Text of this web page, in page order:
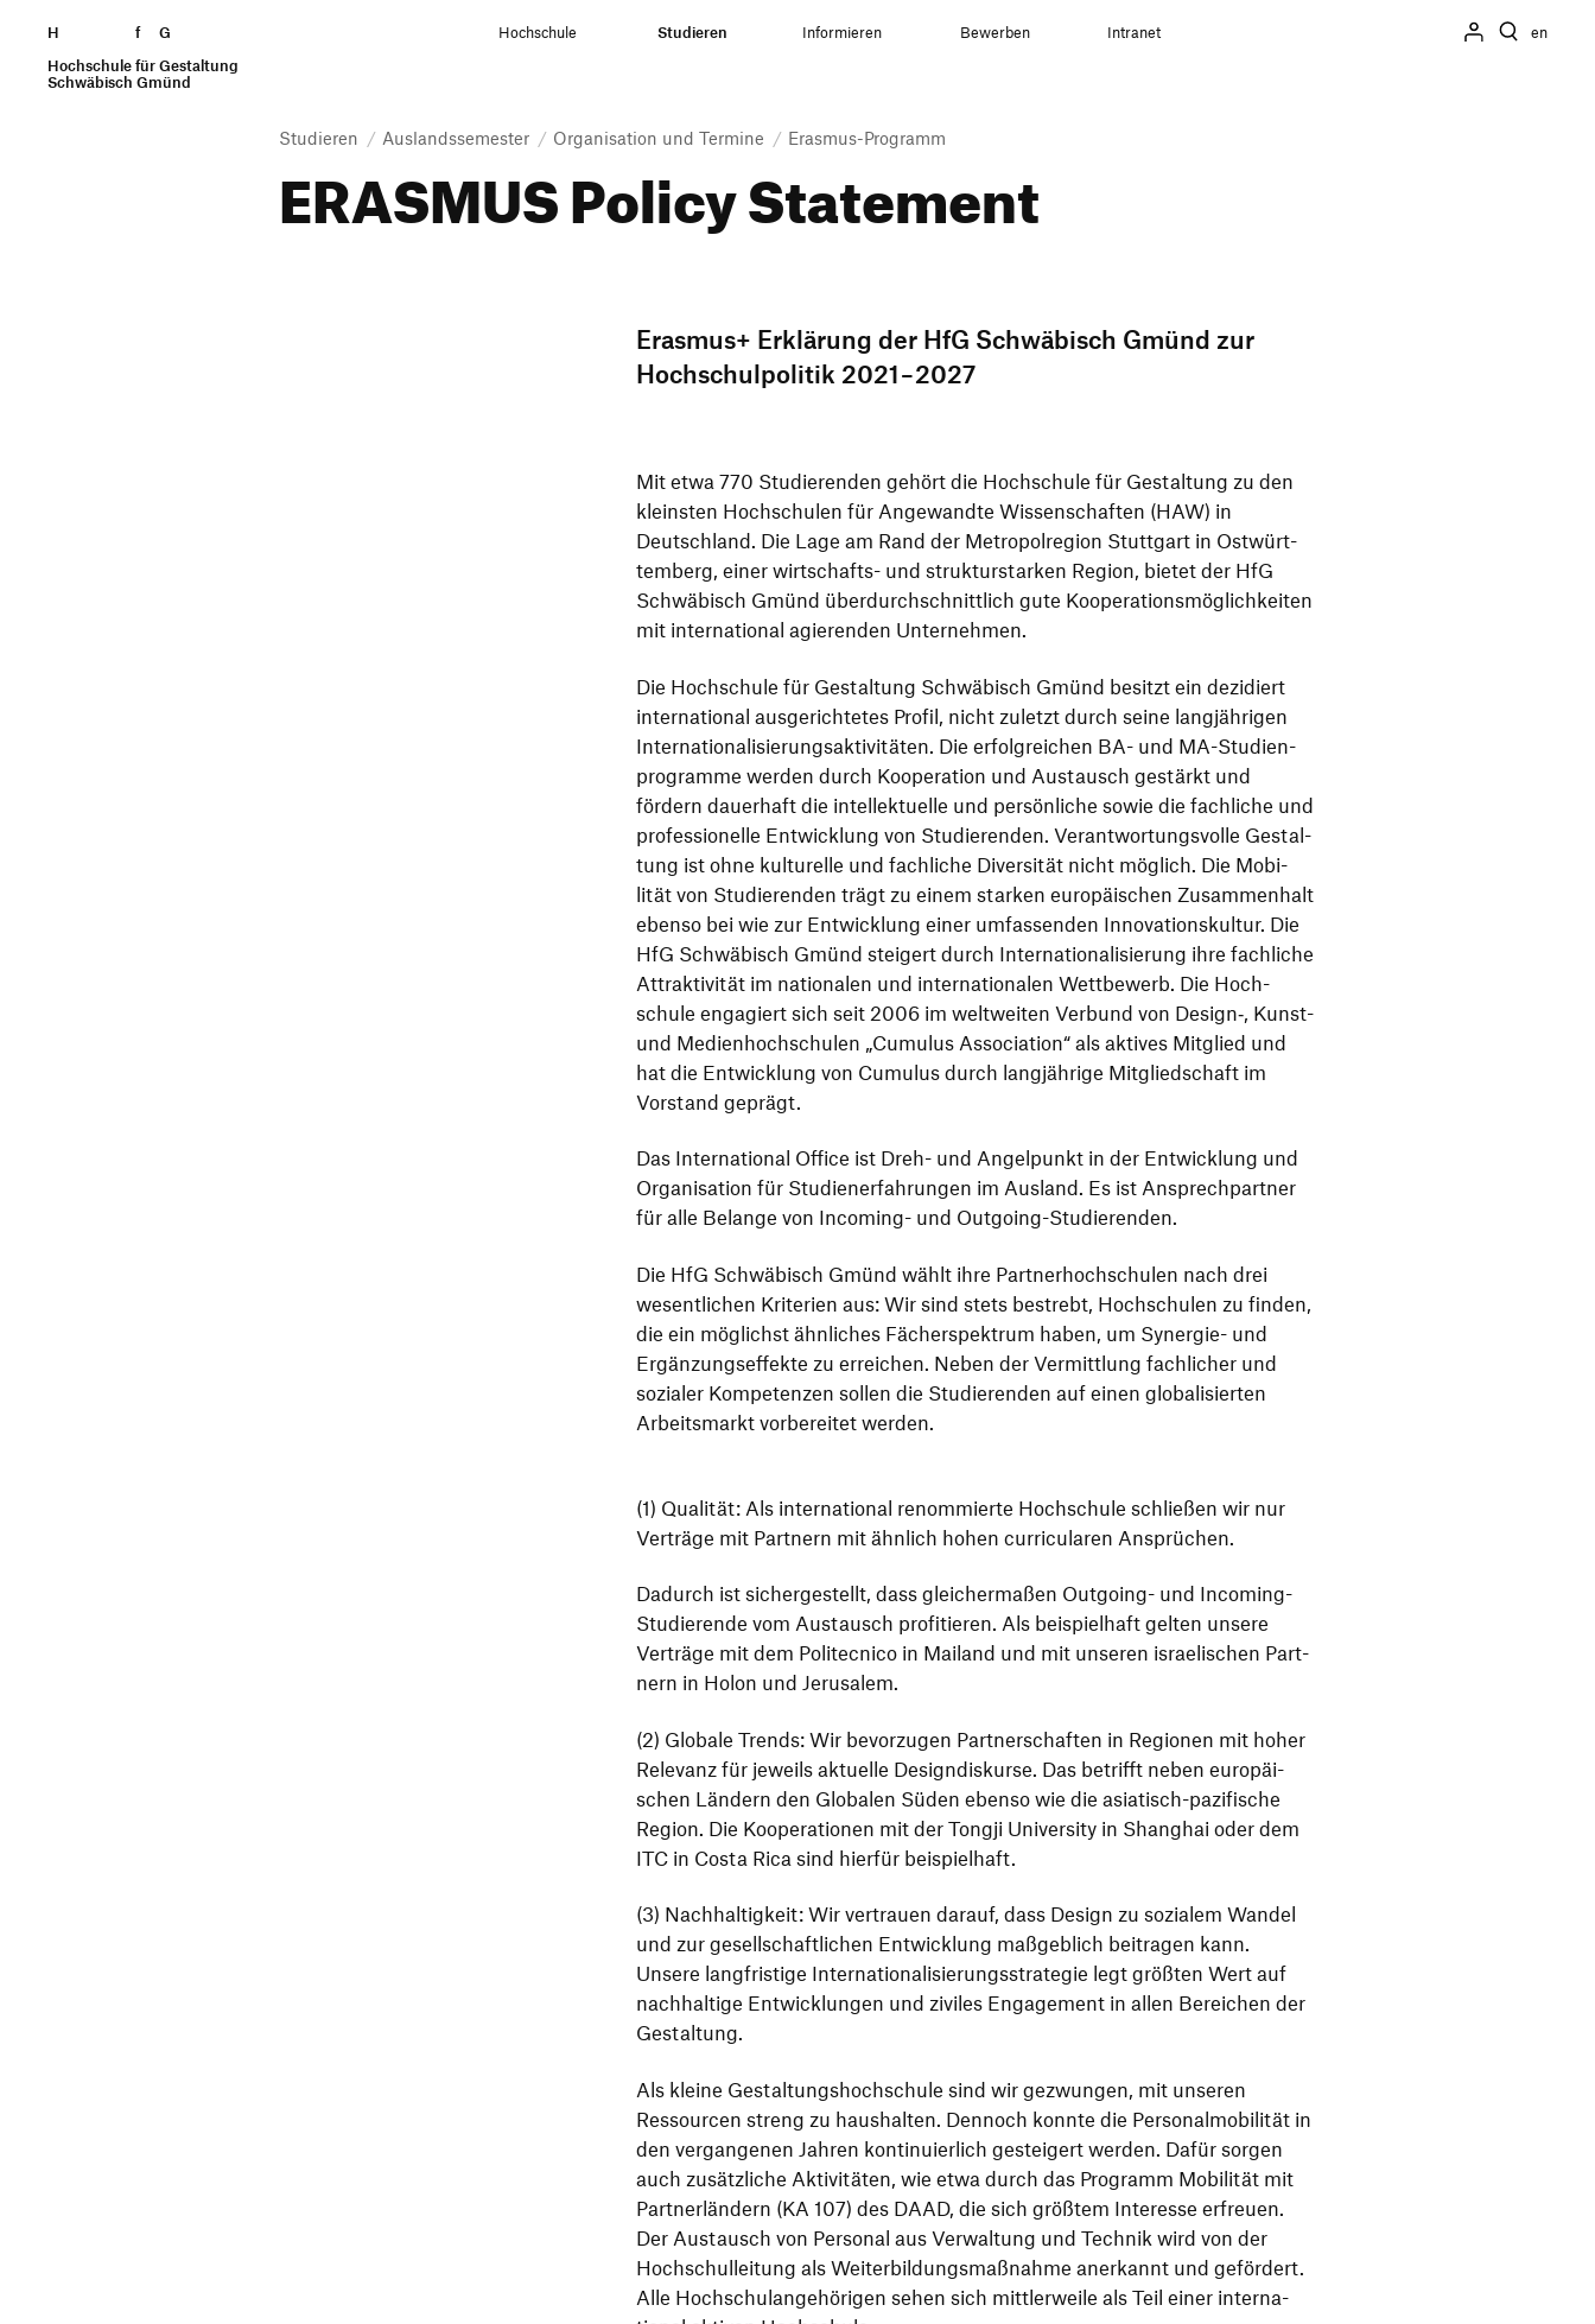
H f
G
Hochschule für Gestaltung
Schwäbisch Gmünd
Zum Seiteninhalt springen Hochschule Studieren Informieren Bewerben Intranet en
Studieren Auslandssemester Organisation und Termine Erasmus-Programm
ERASMUS Policy Statement
Erasmus+ Erklä­rung der HfG Schwä­bisch Gmünd zur
Hoch­schul­po­litik 2021 – 2027
Mit etwa 770 Studie­renden gehört die Hoch­schule für Gestal­tung zu den
kleinsten Hoch­schulen für Ange­wandte Wissen­schaften (HAW) in
Deutsch­land. Die Lage am Rand der Metro­pol­re­gion Stutt­gart in Ostwürt­
tem­berg, einer wirt­schafts- und struk­tur­starken Region, bietet der HfG
Schwä­bisch Gmünd über­durch­schnitt­lich gute Koope­ra­ti­ons­mög­lich­keiten
mit inter­na­tional agie­renden Unternehmen.
Die Hoch­schule für Gestal­tung Schwä­bisch Gmünd besitzt ein dezi­diert
inter­na­tional ausge­rich­tetes Profil, nicht zuletzt durch seine lang­jäh­rigen
Inter­na­tio­na­li­sie­rungs­ak­ti­vi­täten. Die erfolg­rei­chen BA- und MA-Studi­en­
pro­gramme werden durch Koope­ra­tion und Austausch gestärkt und
fördern dauer­haft die intel­lek­tu­elle und persön­liche sowie die fach­liche und
profes­sio­nelle Entwick­lung von Studie­renden. Verant­wor­tungs­volle Gestal­
tung ist ohne kultu­relle und fach­liche Diver­sität nicht möglich. Die Mobi­
lität von Studie­renden trägt zu einem starken euro­päi­schen Zusam­men­halt
ebenso bei wie zur Entwick­lung einer umfas­senden Inno­va­ti­ons­kultur. Die
HfG Schwä­bisch Gmünd stei­gert durch Inter­na­tio­na­li­sie­rung ihre fach­liche
Attrak­ti­vität im natio­nalen und inter­na­tio­nalen Wett­be­werb. Die Hoch­
schule enga­giert sich seit 2006 im welt­weiten Verbund von Design‑, Kunst-
und Medi­en­hoch­schulen Cumulus Asso­cia­tion“ als aktives Mitglied und
hat die Entwick­lung von Cumulus durch lang­jäh­rige Mitglied­schaft im
Vorstand geprägt.
Das Inter­na­tional Office ist Dreh- und Angel­punkt in der Entwick­lung und
Orga­ni­sa­tion für Studi­en­erfah­rungen im Ausland. Es ist Ansprech­partner
für alle Belange von Inco­ming- und Outgoing-Studierenden.
Die HfG Schwä­bisch Gmünd wählt ihre Part­ner­hoch­schulen nach drei
wesent­li­chen Krite­rien aus: Wir sind stets bestrebt, Hoch­schulen zu finden,
die ein möglichst ähnli­ches Fächer­spek­trum haben, um Synergie- und
Ergän­zungs­ef­fekte zu errei­chen. Neben der Vermitt­lung fach­li­cher und
sozialer Kompe­tenzen sollen die Studie­renden auf einen globa­li­sierten
Arbeits­markt vorbe­reitet werden.
(1) Qualität: Als inter­na­tional renom­mierte Hoch­schule schließen wir nur
Verträge mit Part­nern mit ähnlich hohen curri­cu­laren Ansprüchen.
Dadurch ist sicher­ge­stellt, dass glei­cher­maßen Outgoing- und Inco­ming-
Studie­rende vom Austausch profi­tieren. Als beispiel­haft gelten unsere
Verträge mit dem Poli­tec­nico in Mailand und mit unseren israe­li­schen Part­
nern in Holon und Jerusalem.
(2) Globale Trends: Wir bevor­zugen Part­ner­schaften in Regionen mit hoher
Rele­vanz für jeweils aktu­elle Design­dis­kurse. Das betrifft neben euro­päi­
schen Ländern den Globalen Süden ebenso wie die asia­tisch-pazi­fi­sche
Region. Die Koope­ra­tionen mit der Tongji Univer­sity in Shanghai oder dem
ITC in Costa Rica sind hierfür beispielhaft.
(3) Nach­hal­tig­keit: Wir vertrauen darauf, dass Design zu sozialem Wandel
und zur gesell­schaft­li­chen Entwick­lung maßgeb­lich beitragen kann.
Unsere lang­fris­tige Inter­na­tio­na­li­sie­rungs­stra­tegie legt größten Wert auf
nach­hal­tige Entwick­lungen und ziviles Enga­ge­ment in allen Berei­chen der
Gestaltung.
Als kleine Gestal­tungs­hoch­schule sind wir gezwungen, mit unseren
Ressourcen streng zu haus­halten. Dennoch konnte die Perso­nal­mo­bi­lität in
den vergan­genen Jahren konti­nu­ier­lich gestei­gert werden. Dafür sorgen
auch zusätz­liche Akti­vi­täten, wie etwa durch das Programm Mobi­lität mit
Part­ner­län­dern (KA 107) des DAAD, die sich größtem Inter­esse erfreuen.
Der Austausch von Personal aus Verwal­tung und Technik wird von der
Hoch­schul­lei­tung als Weiter­bil­dungs­maß­nahme aner­kannt und geför­dert.
Alle Hoch­schul­an­ge­hö­rigen sehen sich mitt­ler­weile als Teil einer inter­na­